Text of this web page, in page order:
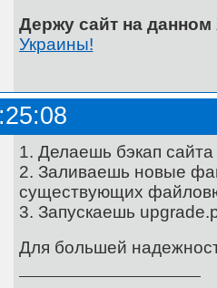
Держу сайт на данном
Украины!
1. Делаешь бэкап
2. Заливаешь новые
существующих
3. Запускаешь
Для большей